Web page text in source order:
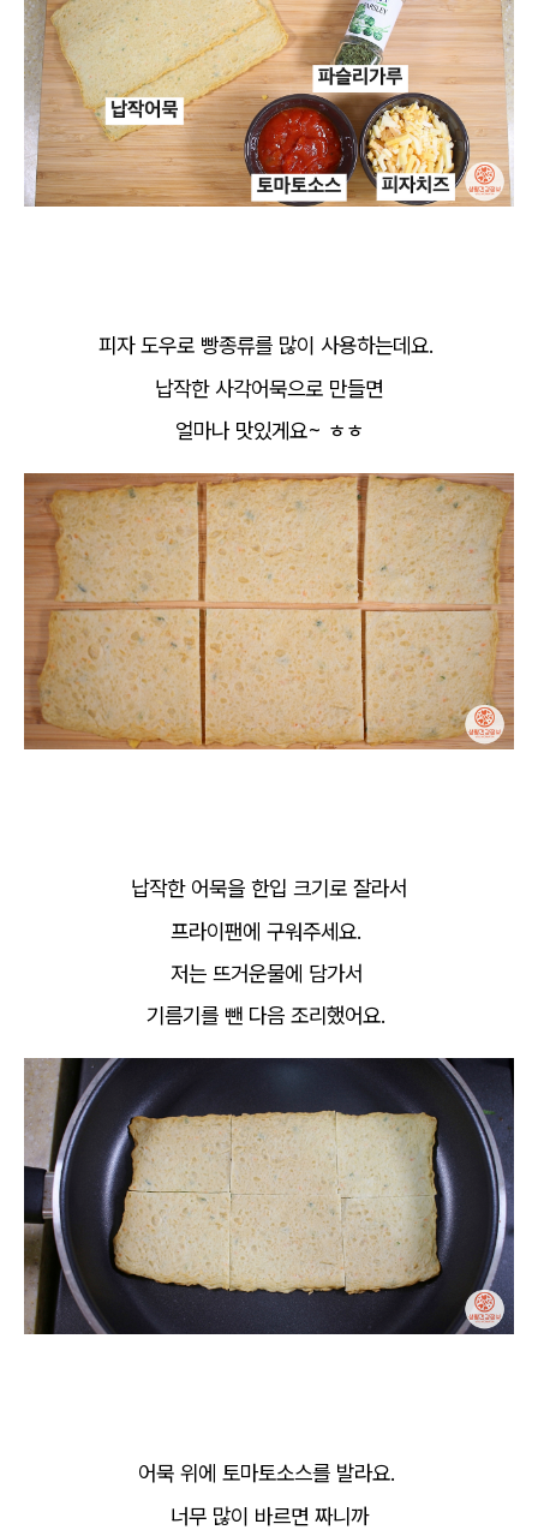
피자 도우로 빵종류를 많이 사용하는데요.
납작한 사각어묵으로 만들면
얼마나 맛있게요~ ㅎㅎ
납작한 어묵을 한입 크기로 잘라서
프라이팬에 구워주세요.
저는 뜨거운물에 담가서
기름기를 뺀 다음 조리했어요.
어묵 위에 토마토소스를 발라요.
너무 많이 바르면 짜니까